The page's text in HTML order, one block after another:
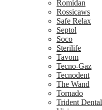
Romidan
Rossicaws
Safe Relax
Septol
Soco
Sterilife
Tavom
Tecno-Gaz
Tecnodent
The Wand
Tornado
Trident Dental